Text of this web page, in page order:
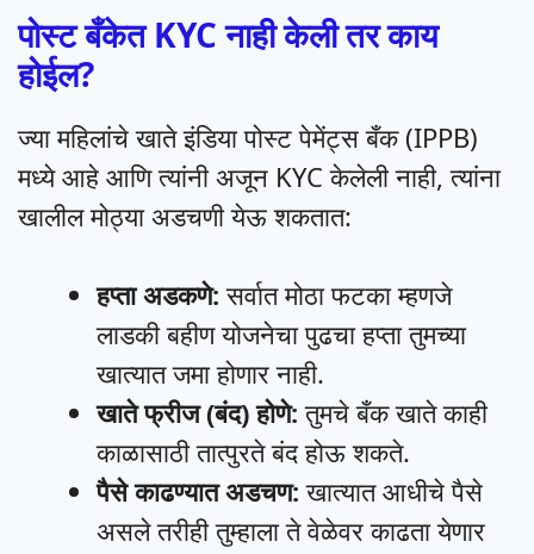
पोस्ट बँकेत KYC नाही केली तर काय
होईल?
ज्या महिलांचे खाते इंडिया पोस्ट पेमेंट्स बँक (IPPB)
मध्ये आहे आणि त्यांनी अजून KYC केलेली नाही, त्यांना
खालील मोठ्या अडचणी येऊ शकतात:
हप्ता अडकणे: सर्वात मोठा फटका म्हणजे
लाडकी बहीण योजनेचा पुढचा हप्ता तुमच्या
खात्यात जमा होणार नाही.
खाते फ्रीज (बंद) होणे: तुमचे बँक खाते काही
काळासाठी तात्पुरते बंद होऊ शकते.
पैसे काढण्यात अडचण: खात्यात आधीचे पैसे
असले तरीही तुम्हाला ते वेळेवर काढता येणार